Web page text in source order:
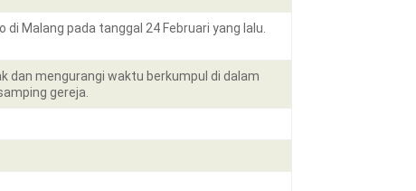
Malang pada tanggal 24 Februari yang lalu.
dan mengurangi waktu berkumpul di dalam
gereja.